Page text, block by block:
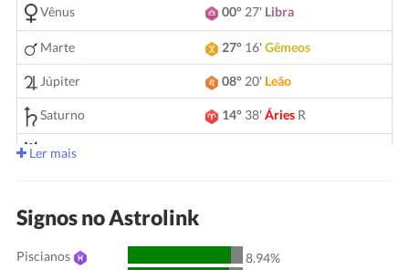
Vênus 00°27' Libra
Marte 27° 16'Gêmeos
Júpiter 08°20' Leão
Saturno 14° 38'Áries R
Urano
Plutão
Quiron 51'Touro
Ler mais
Signos no Astrolink
Piscianos
8.94%